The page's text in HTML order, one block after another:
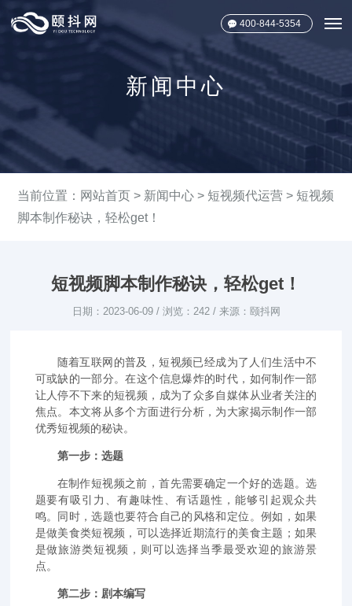
400-844-5354
新闻中心
当前位置： 网站首页 > 新闻中心 > 短视频代运营 > 短视频
脚本制作秘诀，轻松get！
短视频脚本制作秘诀，轻松get！
日期：2023-06-09 / 浏览：242 / 来源：颐抖网
随着互联网的普及，短视频已经成为了人们生活中不
可或缺的一部分。在这个信息爆炸的时代，如何制作一部
让人停不下来的短视频，成为了众多自媒体从业者关注的
焦点。本文将从多个方面进行分析，为大家揭示制作一部
优秀短视频的秘诀。
第一步：选题
在制作短视频之前，首先需要确定一个好的选题。选
题要有吸引力、有趣味性、有话题性，能够引起观众共
鸣。同时，选题也要符合自己的风格和定位。例如，如果
是做美食类短视频，可以选择近期流行的美食主题；如果
是做旅游类短视频，则可以选择当季最受欢迎的旅游景
点。
第二步：剧本编写